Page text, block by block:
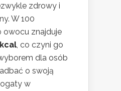
zdrowy i
W 100
owocu znajduje
, co czyni go
dla osób
o swoją
w